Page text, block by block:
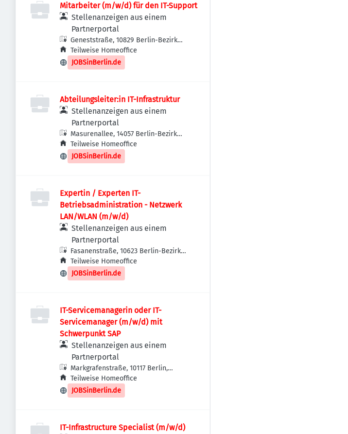
Mitarbeiter (m/w/d) für den IT-Support
Stellenanzeigen aus einem
Partnerportal
Geneststraße, 10829 Berlin-Bezirk
Tempelhof-Schöneberg, Deutschland
Teilweise Homeoffice
JOBSinBerlin.de
Abteilungsleiter:in IT-Infrastruktur
Stellenanzeigen aus einem
Partnerportal
Masurenallee, 14057 Berlin-Bezirk
Charlottenburg-Wilmersdorf,
Deutschland
Teilweise Homeoffice
JOBSinBerlin.de
Expertin / Experten IT-
Betriebsadministration - Netzwerk
LAN/WLAN (m/w/d)
Stellenanzeigen aus einem
Partnerportal
Fasanenstraße, 10623 Berlin-Bezirk
Charlottenburg-Wilmersdorf,
Deutschland
Teilweise Homeoffice
JOBSinBerlin.de
IT-Servicemanagerin oder IT-
Servicemanager (m/w/d) mit
Schwerpunkt SAP
Stellenanzeigen aus einem
Partnerportal
Markgrafenstraße, 10117 Berlin,
Deutschland
Teilweise Homeoffice
JOBSinBerlin.de
IT-Infrastructure Specialist (m/w/d)